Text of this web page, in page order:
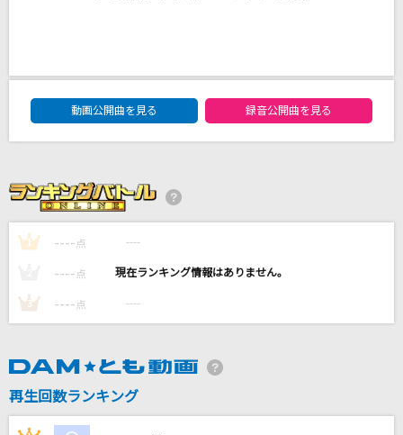
HUNTR/X
魂のルフラン
夜に駆ける
優里
DAM★ともボーカルエントリーランキング
動画公開曲を見る
録音公開曲を見る
1 ---- 点 ----
---- 点 ----
3 ---- 点 ----
再生回数ランキング